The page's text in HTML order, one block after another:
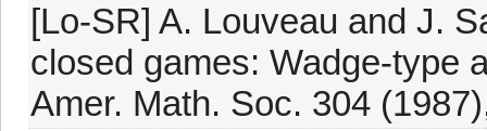
[Lo-SR] A. Louveau and J.
closed games: Wadge-type
Amer. Math. Soc. 304